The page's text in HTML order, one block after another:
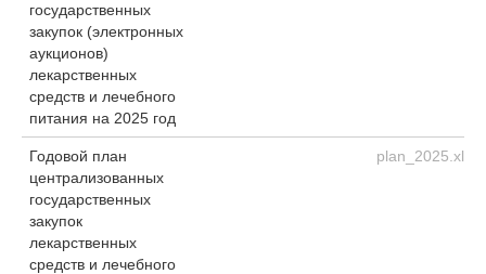
государственных
закупок (электронных
аукционов)
лекарственных
средств и лечебного
питания на 2025 год
Годовой план
централизованных
государственных
закупок
лекарственных
средств и лечебного
plan_2025.xlsx